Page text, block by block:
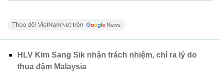
HLV Kim Sang Sik nhận trách nhiệm, chỉ ra lý do
thua đậm Malaysia